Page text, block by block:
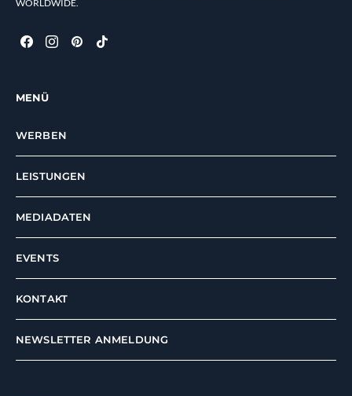
WORLDWIDE.
MENÜ
WERBEN
LEISTUNGEN
MEDIADATEN
EVENTS
KONTAKT
NEWSLETTER ANMELDUNG